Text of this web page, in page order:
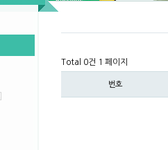
Total 0건 1 페이지
번호